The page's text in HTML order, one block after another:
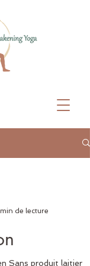
min de lecture
Sans produit laitier